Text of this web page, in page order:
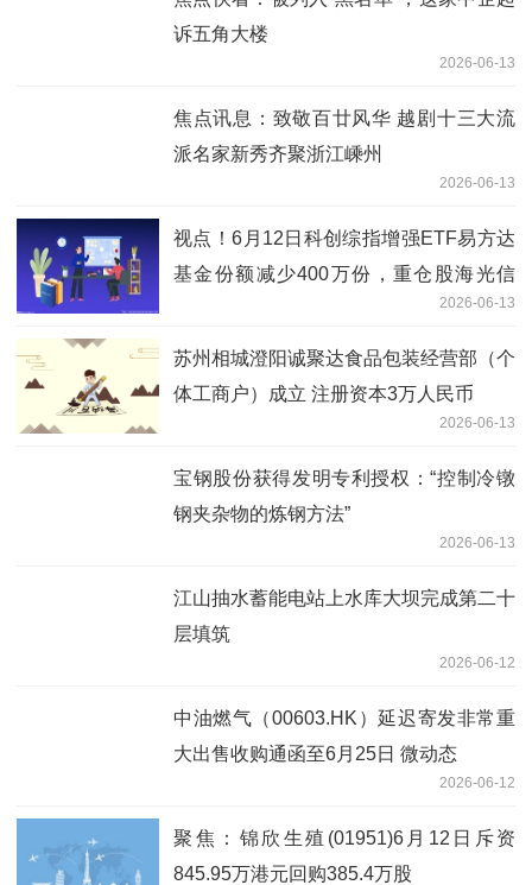
诉五角大楼
2026-06-13
焦点讯息：致敬百廿风华 越剧十三大流
派名家新秀齐聚浙江嵊州
2026-06-13
视点！6月12日科创综指增强ETF易方达
基金份额减少400万份，重仓股海光信
2026-06-13
苏州相城澄阳诚聚达食品包装经营部（个
体工商户）成立 注册资本3万人民币
2026-06-13
宝钢股份获得发明专利授权：“控制冷镦
钢夹杂物的炼钢方法”
2026-06-13
江山抽水蓄能电站上水库大坝完成第二十
层填筑
2026-06-12
中油燃气（00603.HK）延迟寄发非常重
大出售收购通函至6月25日 微动态
2026-06-12
聚焦：锦欣生殖(01951)6月12日斥资
845.95万港元回购385.4万股